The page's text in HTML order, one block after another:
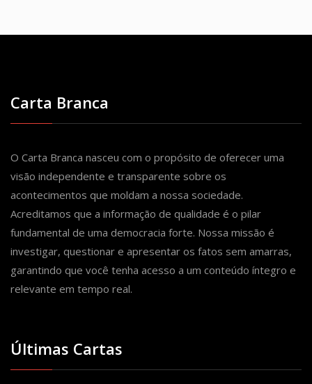
Carta Branca
O Carta Branca nasceu com o propósito de oferecer uma
visão independente e transparente sobre os
acontecimentos que moldam a nossa sociedade.
Acreditamos que a informação de qualidade é o pilar
fundamental de uma democracia forte. Nossa missão é
investigar, questionar e apresentar os fatos sem amarras,
garantindo que você tenha acesso a um conteúdo íntegro e
relevante em tempo real.
Últimas Cartas